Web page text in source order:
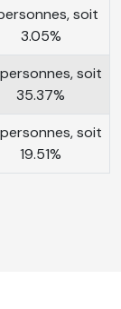
soit
3.05%
soit
35.37%
soit
19.51%